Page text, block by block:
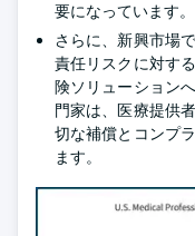
要になっています。
さらに、新興市場
責任リスクに対す
険ソリューション
門家は、医療提供
切な補償とコンプ
ます。